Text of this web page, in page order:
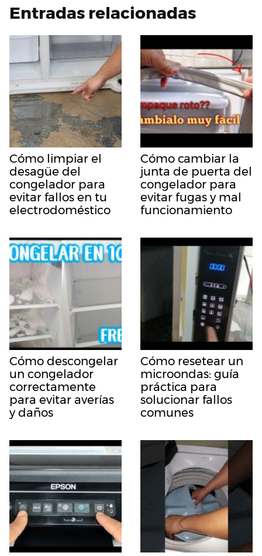
Entradas relacionadas
Cómo limpiar el
desagüe del
congelador para
evitar fallos en tu
electrodoméstico
Cómo cambiar la
junta de puerta del
congelador para
evitar fugas y mal
funcionamiento
Cómo descongelar
un congelador
correctamente
para evitar averías
y daños
Cómo resetear un
microondas: guía
práctica para
solucionar fallos
comunes